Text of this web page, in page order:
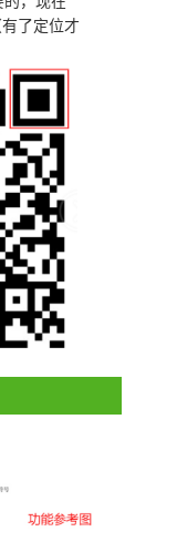
了定位才